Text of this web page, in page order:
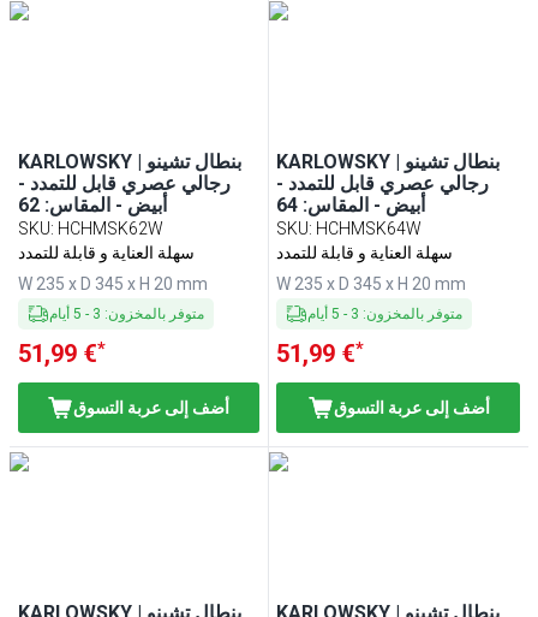
KARLOWSKY | بنطال تشينو
رجالي عصري قابل للتمدد -
أبيض - المقاس: 62
SKU: HCHMSK62W
سهلة العناية و قابلة للتمدد
W 235 x D 345 x H 20 mm
متوفر بالمخزون:
3
-
5 أيام
51,99 €*
أضف إلى عربة التسوق
KARLOWSKY | بنطال تشينو
رجالي عصري قابل للتمدد -
أبيض - المقاس: 64
SKU: HCHMSK64W
سهلة العناية و قابلة للتمدد
W 235 x D 345 x H 20 mm
متوفر بالمخزون:
3
-
5 أيام
51,99 €*
أضف إلى عربة التسوق
KARLOWSKY | بنطال تشينو KARLOWSKY | بنطال تشينو